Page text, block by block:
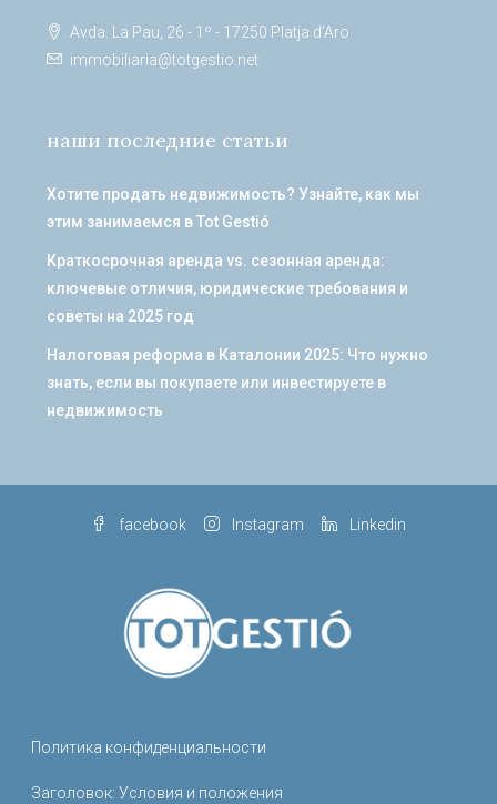
Avda. La Pau, 26 - 1º - 17250 Platja d’Aro
immobiliaria@totgestio.net
наши последние статьи
Хотите продать недвижимость? Узнайте, как мы
этим занимаемся в Tot Gestió
Краткосрочная аренда vs. сезонная аренда:
ключевые отличия, юридические требования и
советы на 2025 год
Налоговая реформа в Каталонии 2025: Что нужно
знать, если вы покупаете или инвестируете в
недвижимость
facebook Instagram Linkedin
Политика конфиденциальности
Заголовок: Условия и положения